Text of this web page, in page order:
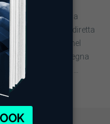
manager del
dell’anno”, da
sulla scelta diretta
proprio impegno nel
consecutivo. Insegna
da centinaia di…